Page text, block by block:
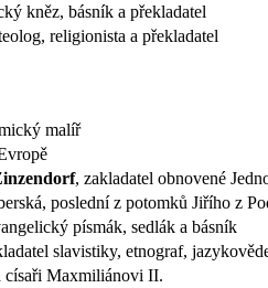
kněz, básník a překladatel
religionista a překladatel
malíř
, zakladatel obnovené
poslední z potomků Jiřího z
písmák, sedlák a básník
slavistiky, etnograf,
císaři Maxmiliánovi II.